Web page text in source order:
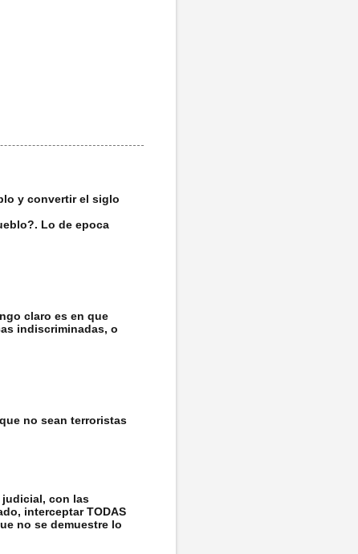
y convertir el siglo
Lo de epoca
claro es en que
indiscriminadas, o
no sean terroristas
judicial, con las
interceptar TODAS
no se demuestre lo